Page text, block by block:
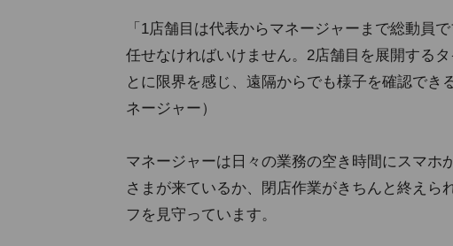
「1店舗目は代表からマネージャーまで総動員
任せなければいけません。2店舗目を展開する
とに限界を感じ、遠隔からでも様子を確認で
ネージャー）
マネージャーは日々の業務の空き時間にスマホ
さまが来ているか、閉店作業がきちんと終えら
フを見守っています。